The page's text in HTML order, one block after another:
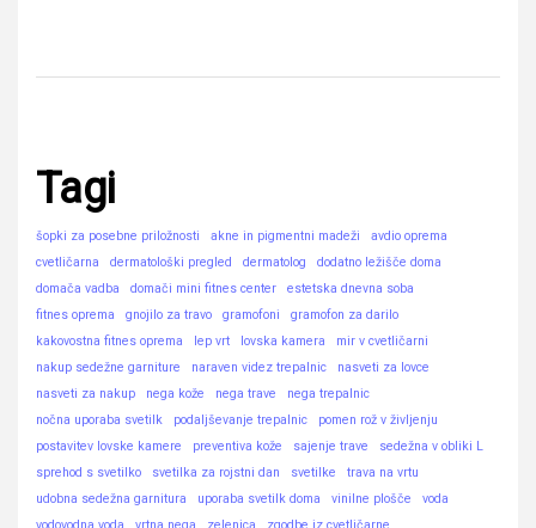
Tagi
šopki za posebne priložnosti akne in pigmentni madeži
avdio oprema
cvetličarna
dermatološki pregled dermatolog
dodatno ležišče doma
domača vadba
domači mini fitnes center
estetska dnevna soba
fitnes oprema
gnojilo za travo gramofoni
gramofon za darilo
kakovostna fitnes oprema
lep vrt lovska kamera
mir v cvetličarni
nakup sedežne garniture
naraven videz trepalnic
nasveti za lovce
nasveti za nakup
nega kože nega trave
nega trepalnic
nočna uporaba svetilk
podaljševanje trepalnic
pomen rož v življenju
postavitev lovske kamere
preventiva kože sajenje trave
sedežna v obliki L
sprehod s svetilko
svetilka za rojstni dan svetilke
trava na vrtu
udobna sedežna garnitura
uporaba svetilk doma vinilne plošče
voda